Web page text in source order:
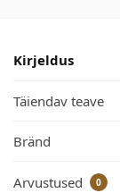
Kirjeldus
Täiendav teave
Bränd
Arvustused 0